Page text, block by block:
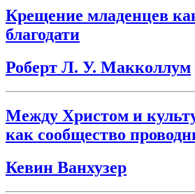
Крещение младенцев
благодати
Роберт Л. У. Макколлум
Между Христом и
как сообщество
Кевин Ванхузер